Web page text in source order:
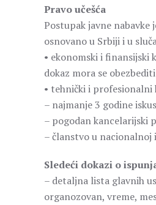
Pravo učešća
Postupak javne nabavke
osnovano u Srbiji i u
• ekonomski i finansijski
dokaz mora se
• tehnički i profesionalni
– najmanje 3 godine
– pogodan kancelarijski
– članstvo u nacionalnoj
Sledeći dokazi o
– detaljna lista glavnih
organozovan, vreme,